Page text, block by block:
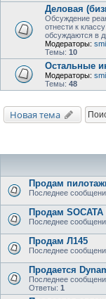
Деловая
Обсуждение
отнести к
обсуждаются в
Модераторы:
Темы: 10
Остальные
Модераторы:
Темы: 48
Новая тема
Продам
Последнее
Продам SOCATA
Последнее
Продам Л145
Последнее
Продается
Последнее
Ответы: 1